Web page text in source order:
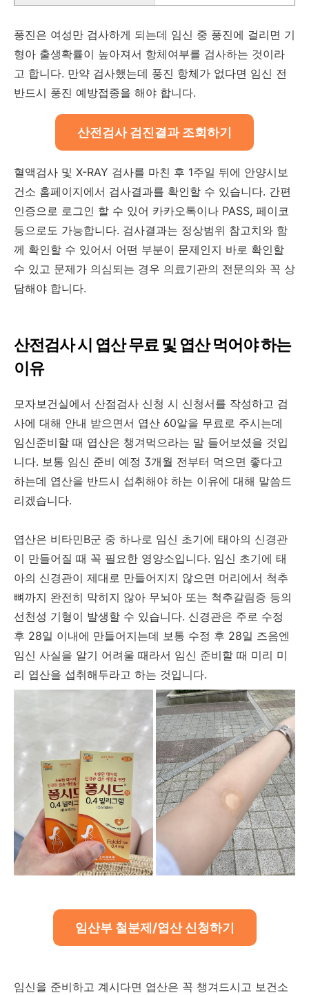
풍진은 여성만 검사하게 되는데 임신 중 풍진에 걸리면 기
형아 출생확률이 높아져서 항체여부를 검사하는 것이라
고 합니다. 만약 검사했는데 풍진 항체가 없다면 임신 전
반드시 풍진 예방접종을 해야 합니다.
산전검사 검진결과 조회하기
혈액검사 및 X-RAY 검사를 마친 후 1주일 뒤에 안양시보
건소 홈페이지에서 검사결과를 확인할 수 있습니다. 간편
인증으로 로그인 할 수 있어 카카오톡이나 PASS, 페이코
등으로도 가능합니다. 검사결과는 정상범위 참고치와 함
께 확인할 수 있어서 어떤 부분이 문제인지 바로 확인할
수 있고 문제가 의심되는 경우 의료기관의 전문의와 꼭 상
담해야 합니다.
산전검사 시 엽산 무료 및 엽산 먹어야 하는
이유
모자보건실에서 산점검사 신청 시 신청서를 작성하고 검
사에 대해 안내 받으면서 엽산 60알을 무료로 주시는데
임신준비할 때 엽산은 챙겨먹으라는 말 들어보셨을 것입
니다. 보통 임신 준비 예정 3개월 전부터 먹으면 좋다고
하는데 엽산을 반드시 섭취해야 하는 이유에 대해 말씀드
리겠습니다.
엽산은 비타민B군 중 하나로 임신 초기에 태아의 신경관
이 만들어질 때 꼭 필요한 영양소입니다. 임신 초기에 태
아의 신경관이 제대로 만들어지지 않으면 머리에서 척추
뼈까지 완전히 막히지 않아 무뇌아 또는 척추갈림증 등의
선천성 기형이 발생할 수 있습니다. 신경관은 주로 수정
후 28일 이내에 만들어지는데 보통 수정 후 28일 즈음엔
임신 사실을 알기 어려울 때라서 임신 준비할 때 미리 미
리 엽산을 섭취해두라고 하는 것입니다.
임산부 철분제/엽산 신청하기
임신을 준비하고 계시다면 엽산은 꼭 챙겨드시고 보건소